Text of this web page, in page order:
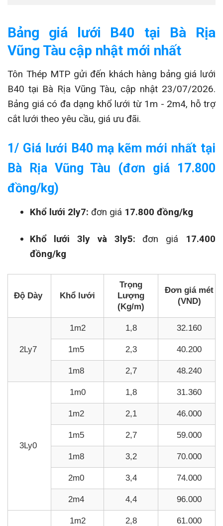
Bảng giá lưới B40 tại Bà Rịa
Vũng Tàu cập nhật mới nhất
Tôn Thép MTP gửi đến khách hàng bảng giá lưới
B40 tại Bà Rịa Vũng Tàu, cập nhật 23/07/2026.
Bảng giá có đa dạng khổ lưới từ 1m - 2m4, hỗ trợ
cắt lưới theo yêu cầu, giá ưu đãi.
1/ Giá lưới B40 mạ kẽm mới nhất tại
Bà Rịa Vũng Tàu (đơn giá 17.800
đồng/kg)
Khổ lưới 2ly7: đơn giá 17.800 đồng/kg
Khổ lưới 3ly và 3ly5: đơn giá 17.400
đồng/kg
Độ Dày Khổ lưới
Trọng
Lượng
(Kg/m)
Đơn giá mét
(VND)
2Ly7
1m2 1,8 32.160
1m5 2,3 40.200
1m8 2,7 48.240
3Ly0
1m0 1,8 31.360
1m2 2,1 46.000
1m5 2,7 59.000
1m8 3,2 70.000
2m0 3,4 74.000
2m4 4,4 96.000
1m2 2,8 61.000